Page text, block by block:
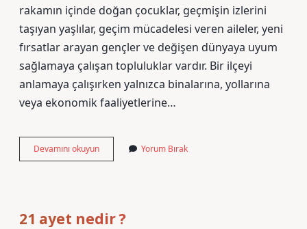
rakamın içinde doğan çocuklar, geçmişin izlerini
taşıyan yaşlılar, geçim mücadelesi veren aileler, yeni
fırsatlar arayan gençler ve değişen dünyaya uyum
sağlamaya çalışan topluluklar vardır. Bir ilçeyi
anlamaya çalışırken yalnızca binalarına, yollarına
veya ekonomik faaliyetlerine…
Devamını okuyunAvanos’un
nüfusu
Yorum Bırak
21 ayet nedir ?